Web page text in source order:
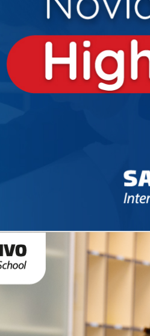
INFANTIL
os dias